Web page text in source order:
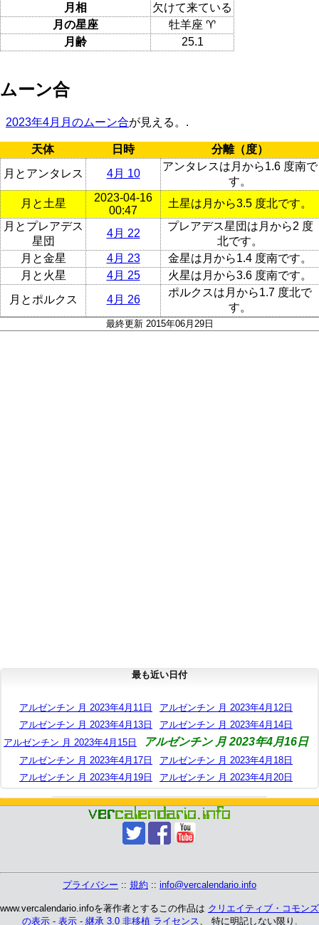
月相
欠けて来ている
月の星座
牡羊座 ♈
月齢
25.1
ムーン合
2023年4月月のムーン合が見える。.
天体 日時
分離（度）
月とアンタレス
4月 10
アンタレスは月から1.6 度南で
す。
月と土星
2023-04-16
00:47
土星は月から3.5 度北です。
月とプレアデス
星団
4月 22
プレアデス星団は月から2 度
北です。
月と金星
4月 23
金星は月から1.4 度南です。
月と火星
4月 25
火星は月から3.6 度南です。
月とポルクス
4月 26
ポルクスは月から1.7 度北で
す。
最終更新 2015年06月29日
最も近い日付
アルゼンチン 月 2023年4月11日
アルゼンチン 月 2023年4月12日
アルゼンチン 月 2023年4月13日
アルゼンチン 月 2023年4月14日
アルゼンチン 月 2023年4月15日
アルゼンチン 月 2023年4月16日
アルゼンチン 月 2023年4月17日
アルゼンチン 月 2023年4月18日
アルゼンチン 月 2023年4月19日
アルゼンチン 月 2023年4月20日
プライバシー :: 規約 :: info@vercalendario.info
www.vercalendario.infoを著作者とするこの作品は クリエイティブ・コモンズ
の表示 - 表示 - 継承 3.0 非移植 ライセンス 、 特に明記しない限り.